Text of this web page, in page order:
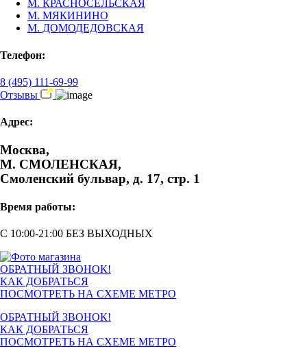
М. КРАСНОСЕЛЬСКАЯ
М. МЯКИНИНО
М. ДОМОДЕДОВСКАЯ
Телефон:
8 (495) 111-69-99
Отзывы
Адрес:
Москва,
М. СМОЛЕНСКАЯ,
Смоленский бульвар, д. 17, стр. 1
Время работы:
С 10:00-21:00 БЕЗ ВЫХОДНЫХ
ОБРАТНЫЙ ЗВОНОК!
КАК ДОБРАТЬСЯ
ПОСМОТРЕТЬ НА СХЕМЕ МЕТРО
ОБРАТНЫЙ ЗВОНОК!
КАК ДОБРАТЬСЯ
ПОСМОТРЕТЬ НА СХЕМЕ МЕТРО